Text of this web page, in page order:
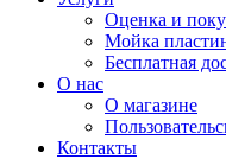
Оценка и
Мойка
Бесплатная
О нас
О магазине
Контакты